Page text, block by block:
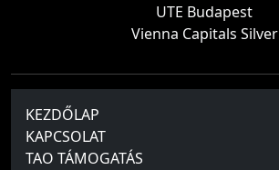
UTE Budapest
Vienna Capitals Silver
KEZDŐLAP
KAPCSOLAT
TAO TÁMOGATÁS